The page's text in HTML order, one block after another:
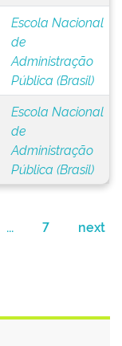
Escola Nacional
de
Administração
Pública (Brasil)
Escola Nacional
de
Administração
Pública (Brasil)
... 7 next